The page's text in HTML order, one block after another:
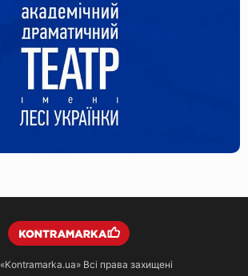
«Kontramarka.ua»Всі права захищені